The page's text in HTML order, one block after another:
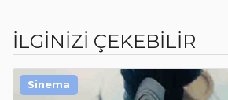
İLGİNİZİ ÇEKEBİLİR
Sinema